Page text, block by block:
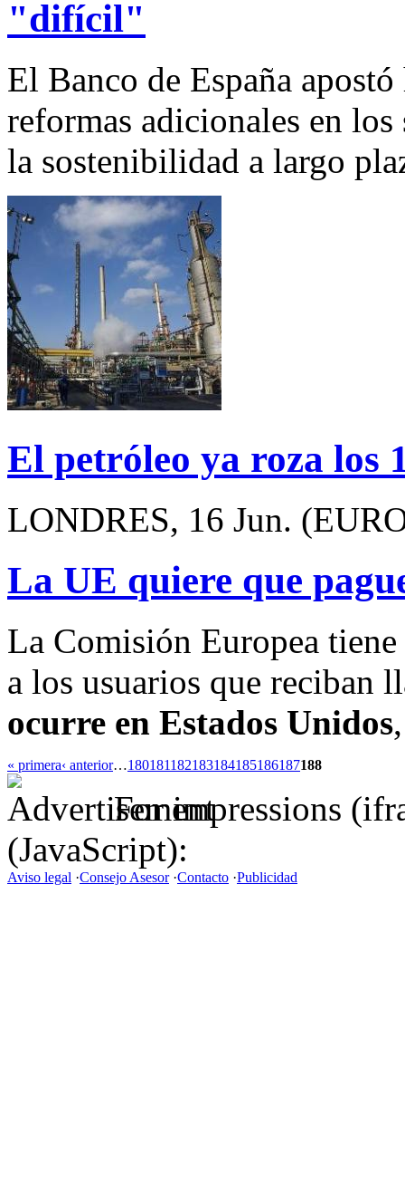
"difícil"
El Banco de España
reformas adicionales en los
la sostenibilidad a largo
El petróleo ya roza los
LONDRES, 16 Jun.
La UE quiere que
La Comisión Europea
a los usuarios que reciban
ocurre en Estados Unidos
« primera‹ anterior…180181182183184185186187188
For impressions
(JavaScript):
Aviso legal ·Consejo Asesor·Contacto ·Publicidad